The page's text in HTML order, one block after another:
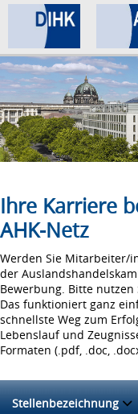
Home
Datenschutz
Impressum
Ihre Karriere
AHK-Netz
Werden Sie Mitarbeiter/
der
Bewerbung. Bitte
Das funktioniert ganz
schnellste Weg zum
Lebenslauf und
Formaten (.pdf, .doc,
Stellenbezeichnung